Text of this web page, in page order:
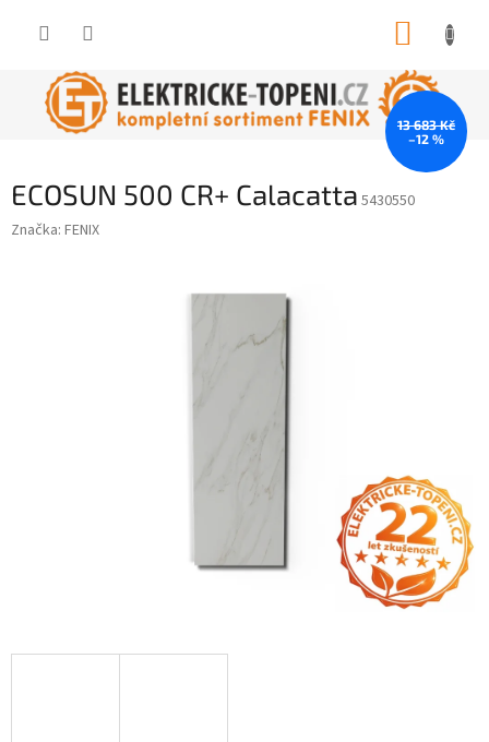
ECOSUN 500 CR+ Calacatta 5430550
Značka: FENIX
13 683 Kč
–12 %